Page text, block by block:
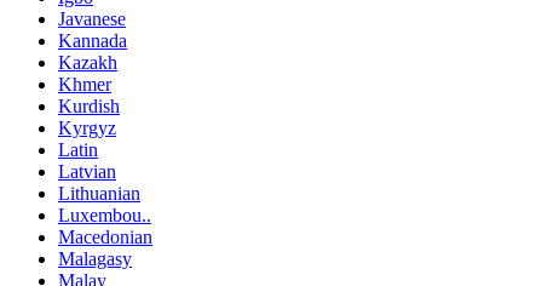
Javanese
Kannada
Kazakh
Khmer
Kurdish
Kyrgyz
Latin
Latvian
Lithuanian
Luxembou..
Macedonian
Malagasy
Malay